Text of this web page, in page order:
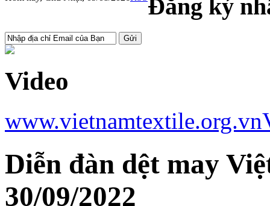
Đăng ký
Video
www.vietnamtextile.org.vn
Diễn đàn dệt may
30/09/2022